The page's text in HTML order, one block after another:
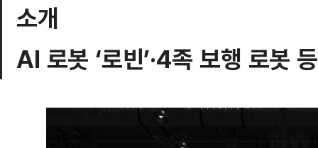
소개
AI 로봇 ‘로빈’·4족 보행 로봇